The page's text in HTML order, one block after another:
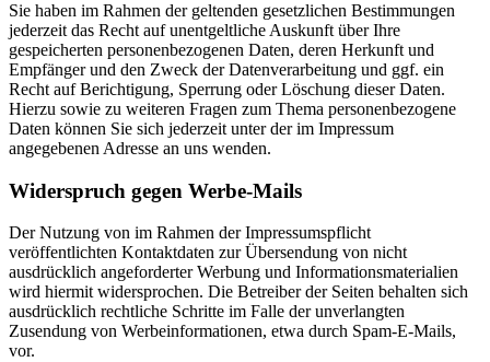
Sie haben im Rahmen der geltenden gesetzlichen Bestimmungen
jederzeit das Recht auf unentgeltliche Auskunft über Ihre
gespeicherten personenbezogenen Daten, deren Herkunft und
Empfänger und den Zweck der Datenverarbeitung und ggf. ein
Recht auf Berichtigung, Sperrung oder Löschung dieser Daten.
Hierzu sowie zu weiteren Fragen zum Thema personenbezogene
Daten können Sie sich jederzeit unter der im Impressum
angegebenen Adresse an uns wenden.
Widerspruch gegen Werbe-Mails
Der Nutzung von im Rahmen der Impressumspflicht
veröffentlichten Kontaktdaten zur Übersendung von nicht
ausdrücklich angeforderter Werbung und Informationsmaterialien
wird hiermit widersprochen. Die Betreiber der Seiten behalten sich
ausdrücklich rechtliche Schritte im Falle der unverlangten
Zusendung von Werbeinformationen, etwa durch Spam-E-Mails,
vor.